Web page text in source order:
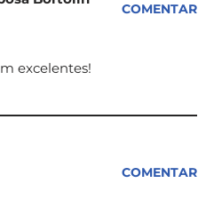
COMENTAR
excelentes!
COMENTAR